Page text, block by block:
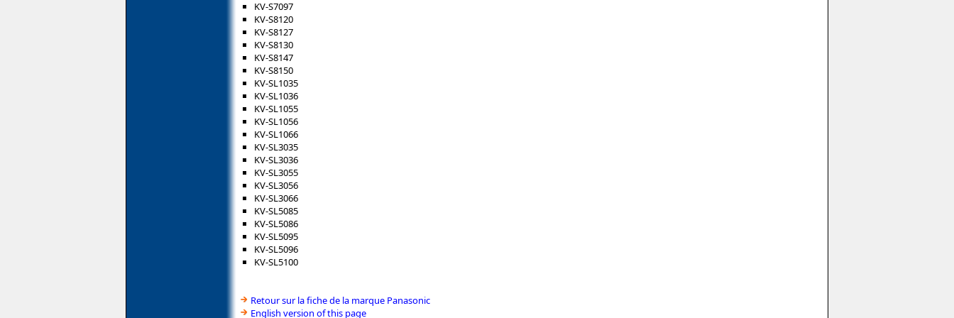
KV-S7097
KV-S8120
KV-S8127
KV-S8130
KV-S8147
KV-S8150
KV-SL1035
KV-SL1036
KV-SL1055
KV-SL1056
KV-SL1066
KV-SL3035
KV-SL3036
KV-SL3055
KV-SL3056
KV-SL3066
KV-SL5085
KV-SL5086
KV-SL5095
KV-SL5096
KV-SL5100
Retour sur la fiche de la marque Panasonic
English version of this page